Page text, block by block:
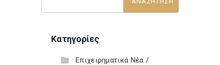
Κατηγορίες
Επιχειρηματικά Νέα /